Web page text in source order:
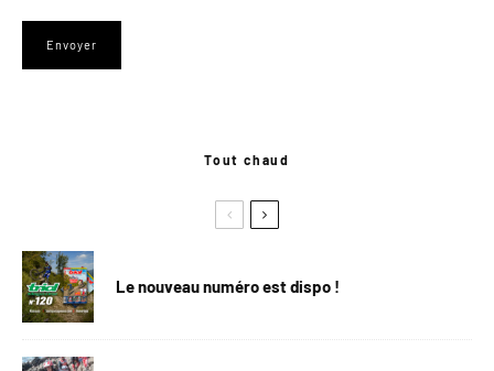
Tout chaud
Le nouveau numéro est dispo !